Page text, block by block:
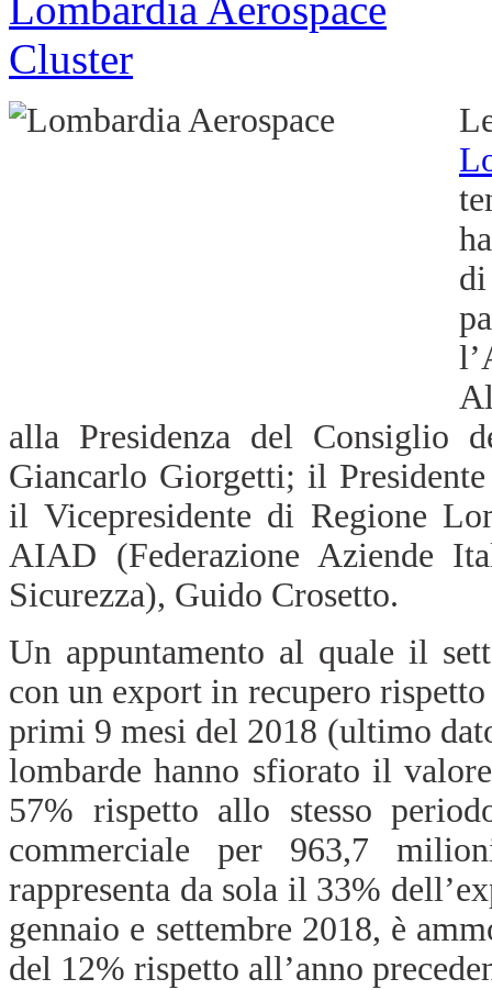
alla Presidenza del Consiglio
Giancarlo Giorgetti; il
il Vicepresidente di Regione
AIAD (Federazione Aziende
Sicurezza), Guido Crosetto.
Un appuntamento al quale il
con un export in recupero
primi 9 mesi del 2018 (ultimo
lombarde hanno sfiorato il
57% rispetto allo stesso
commerciale per 963,7
rappresenta da sola il 33%
gennaio e settembre 2018, è
del 12% rispetto all’anno